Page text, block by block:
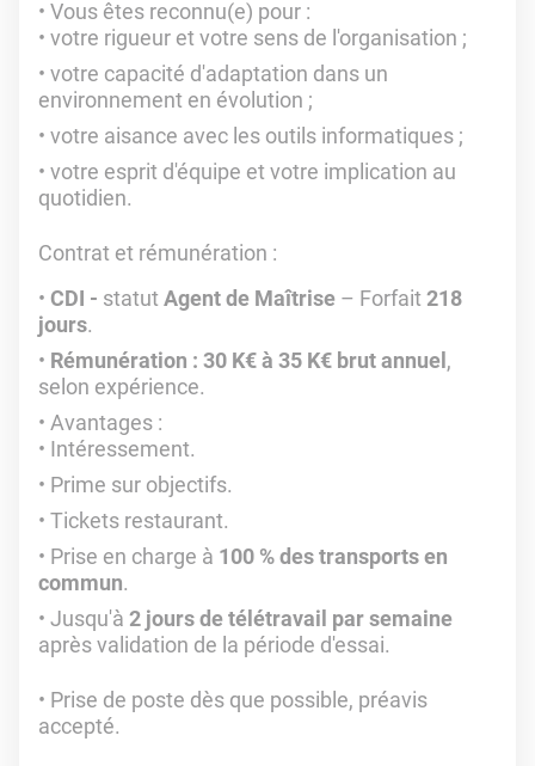
Vous êtes reconnu(e) pour :
votre rigueur et votre sens de l'organisation ;
votre capacité d'adaptation dans un
environnement en évolution ;
votre aisance avec les outils informatiques ;
votre esprit d'équipe et votre implication au
quotidien.
Contrat et rémunération :
CDI - statut Agent de Maîtrise – Forfait 218
jours.
Rémunération : 30 K€ à 35 K€ brut annuel ,
selon expérience.
Avantages :
Intéressement.
Prime sur objectifs.
Tickets restaurant.
Prise en charge à 100 % des transports en
commun.
Jusqu'à 2 jours de télétravail par semaine
après validation de la période d'essai.
Prise de poste dès que possible, préavis
accepté.